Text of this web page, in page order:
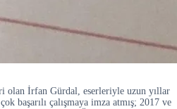
olan İrfan Gürdal, eserleriyle uzun yıllar
başarılı çalışmaya imza atmış; 2017 ve